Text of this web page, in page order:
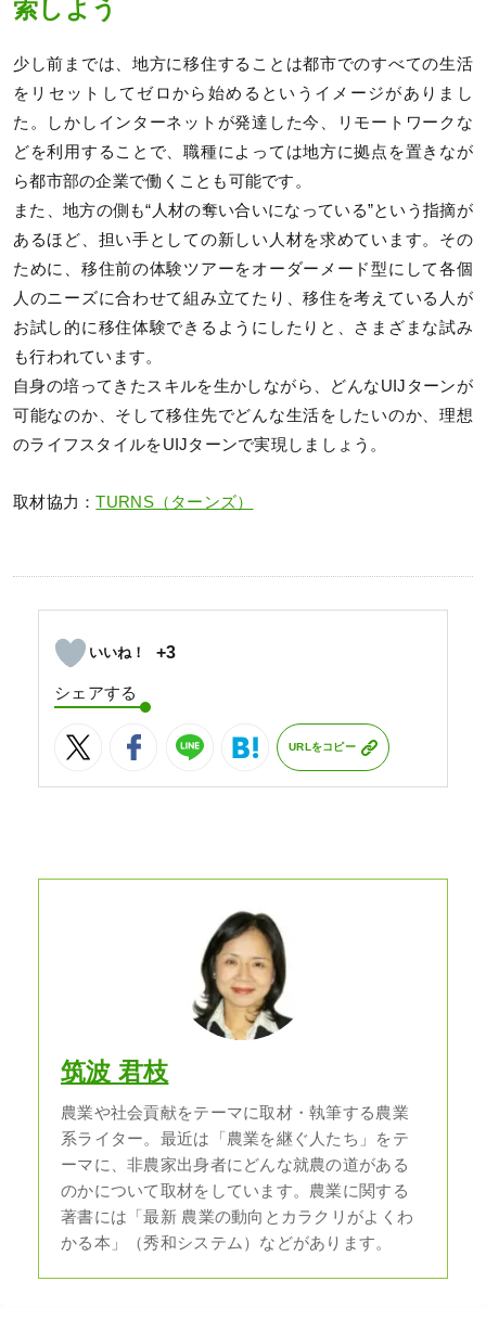
索しよう
少し前までは、地方に移住することは都市でのすべての生活
をリセットしてゼロから始めるというイメージがありまし
た。しかしインターネットが発達した今、リモートワークな
どを利用することで、職種によっては地方に拠点を置きなが
ら都市部の企業で働くことも可能です。
また、地方の側も“人材の奪い合いになっている”という指摘が
あるほど、担い手としての新しい人材を求めています。その
ために、移住前の体験ツアーをオーダーメード型にして各個
人のニーズに合わせて組み立てたり、移住を考えている人が
お試し的に移住体験できるようにしたりと、さまざまな試み
も行われています。
自身の培ってきたスキルを生かしながら、どんなUIJターンが
可能なのか、そして移住先でどんな生活をしたいのか、理想
のライフスタイルをUIJターンで実現しましょう。
取材協力：TURNS（ターンズ）
+3
シェアする
URLをコピー
筑波 君枝
農業や社会貢献をテーマに取材・執筆する農業
系ライター。最近は「農業を継ぐ人たち」をテ
ーマに、非農家出身者にどんな就農の道がある
のかについて取材をしています。農業に関する
著書には「最新 農業の動向とカラクリがよくわ
かる本」（秀和システム）などがあります。